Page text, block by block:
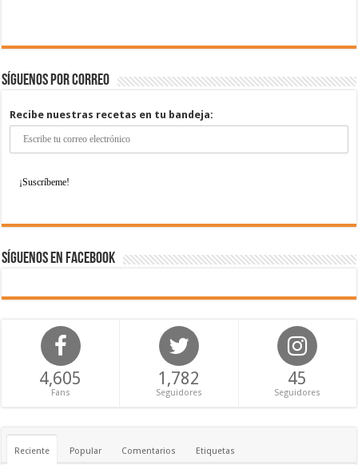
Síguenos por correo
Recibe nuestras recetas en tu bandeja:
Síguenos en Facebook
4,605
Fans
1,782
Seguidores
45
Seguidores
Reciente Popular Comentarios Etiquetas